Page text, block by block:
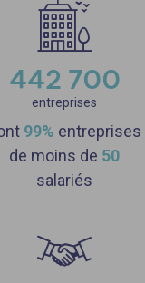
442 700
entreprises
99% entreprises
de moins de 50
salariés